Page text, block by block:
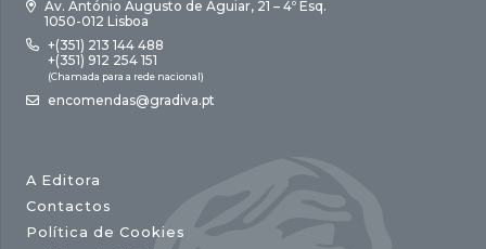
Av. António Augusto de Aguiar, 21 – 4º Esq.
1050-012 Lisboa
+(351) 213 144 488
+(351) 912 254 151
(Chamada para a rede nacional)
encomendas@gradiva.pt
A Editora
Contactos
Política de Cookies